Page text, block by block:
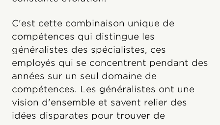
C'est cette combinaison unique de
compétences qui distingue les
généralistes des spécialistes, ces
employés qui se concentrent pendant des
années sur un seul domaine de
compétences. Les généralistes ont une
vision d'ensemble et savent relier des
idées disparates pour trouver de